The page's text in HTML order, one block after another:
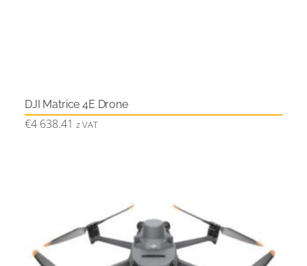
DJI Matrice 4E Drone
€4 638.41 z VAT